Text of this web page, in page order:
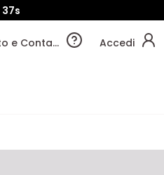
36s
Aiuto e Contatti Accedi